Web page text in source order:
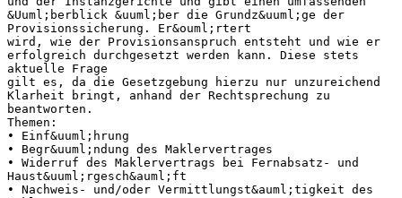
&Uuml;berblick &uuml;ber die Grundz&uuml;ge der
Provisionssicherung. Er&ouml;rtert
wird, wie der Provisionsanspruch entsteht und wie er
erfolgreich durchgesetzt werden kann. Diese stets
aktuelle Frage
gilt es, da die Gesetzgebung hierzu nur unzureichend
Klarheit bringt, anhand der Rechtsprechung zu
beantworten.
Themen:
• Einf&uuml;hrung
• Begr&uuml;ndung des Maklervertrages
• Widerruf des Maklervertrags bei Fernabsatz- und
Haust&uuml;rgesch&auml;ft
• Nachweis- und/oder Vermittlungst&auml;tigkeit des